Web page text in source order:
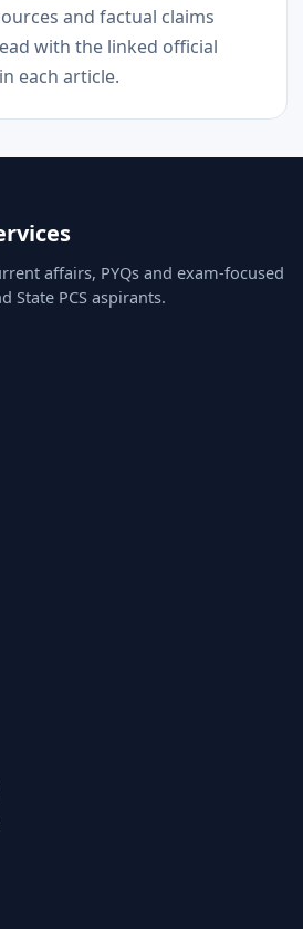
and factual claims
with the linked official
each article.
affairs, PYQs and exam-focused
State PCS aspirants.